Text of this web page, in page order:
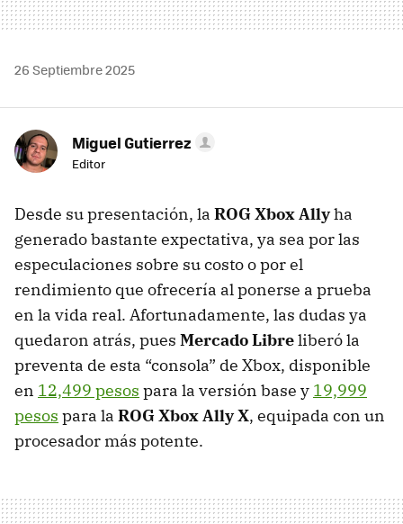
26 Septiembre 2025
Miguel Gutierrez
Editor
Desde su presentación, la ROG Xbox Allyha
generado bastante expectativa, ya sea por las
especulaciones sobre su costo o por el
rendimiento que ofrecería al ponerse a prueba
en la vida real. Afortunadamente, las dudas ya
quedaron atrás, pues Mercado Libreliberó la
preventa de esta “consola” de Xbox, disponible
en 12,499 pesos para la versión base y 19,999
pesos para la ROG Xbox Ally X, equipada con un
procesador más potente.